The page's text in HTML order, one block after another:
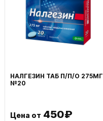
НАЛГЕЗИН ТАБ П/П/О 275МГ
№20
Цена от 450₽